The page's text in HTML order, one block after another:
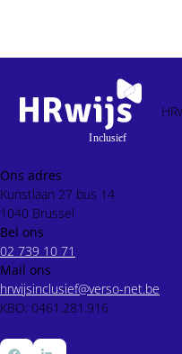
Ons adres
Kunstlaan 27 bus 14
1040 Brussel
Bel ons
02 739 10 71
Mail ons
hrwijsinclusief@verso-net.be
KBO: 0461.281.916